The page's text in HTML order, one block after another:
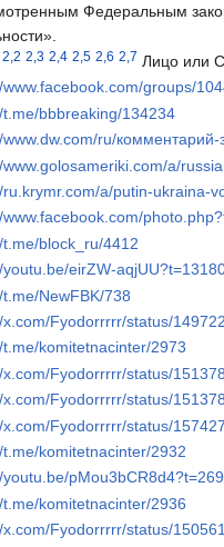
Федеральным
2,2 2,3 2,4 2,5 2,6 2,7 Лицо или
www.facebook.com/groups/
t.me/bbbreaking/134234
www.dw.com/ru/
www.golosameriki.com/a/
ru.krymr.com/a/putin-ukraina-
www.facebook.com/
t.me/block_ru/4412
youtu.be/eirZW-
NewFBK/738
x.com/Fyodorrrrr/status/
t.me/komitetnacinter/2973
x.com/Fyodorrrrr/status/
x.com/Fyodorrrrr/status/
x.com/Fyodorrrrr/status/
t.me/komitetnacinter/2932
youtu.be/
t.me/komitetnacinter/2936
x.com/Fyodorrrrr/status/